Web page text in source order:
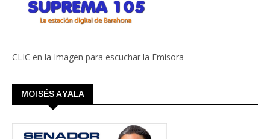
CLIC en la Imagen para escuchar la Emisora
MOISÉS AYALA